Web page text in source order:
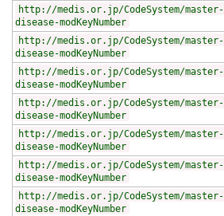
http://medis.or.jp/CodeSystem/master-
disease-modKeyNumber
http://medis.or.jp/CodeSystem/master-
disease-modKeyNumber
http://medis.or.jp/CodeSystem/master-
disease-modKeyNumber
http://medis.or.jp/CodeSystem/master-
disease-modKeyNumber
http://medis.or.jp/CodeSystem/master-
disease-modKeyNumber
http://medis.or.jp/CodeSystem/master-
disease-modKeyNumber
http://medis.or.jp/CodeSystem/master-
disease-modKeyNumber